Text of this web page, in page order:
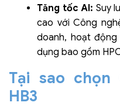
Tăng tốc AI: Suy
cao với Công
doanh, hoạt
dụng bao gồm
Tại sao chọn
HB3